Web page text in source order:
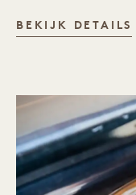
BEKIJK DETAILS